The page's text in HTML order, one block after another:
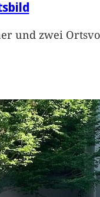
und zwei